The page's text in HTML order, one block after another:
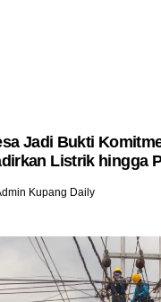
Jadi Bukti
Listrik hingga
Kupang Daily